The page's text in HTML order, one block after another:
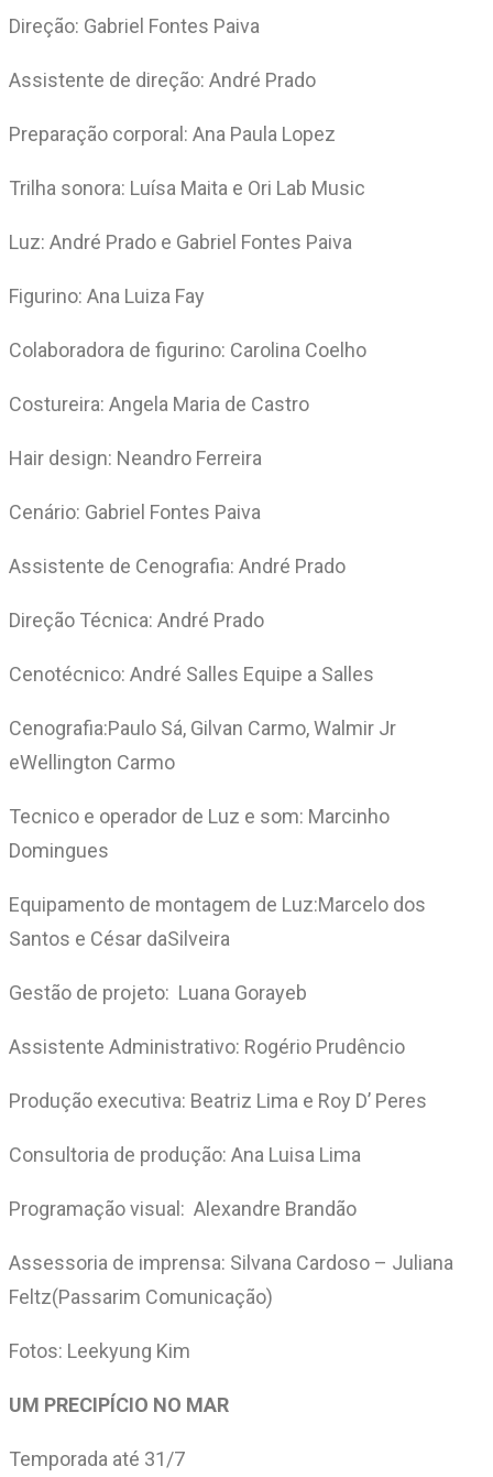
Direção: Gabriel Fontes Paiva
Assistente de direção: André Prado
Preparação corporal: Ana Paula Lopez
Trilha sonora: Luísa Maita e Ori Lab Music
Luz: André Prado e Gabriel Fontes Paiva
Figurino: Ana Luiza Fay
Colaboradora de figurino: Carolina Coelho
Costureira: Angela Maria de Castro
Hair design: Neandro Ferreira
Cenário: Gabriel Fontes Paiva
Assistente de Cenografia: André Prado
Direção Técnica: André Prado
Cenotécnico: André Salles Equipe a Salles
Cenografia:Paulo Sá, Gilvan Carmo, Walmir Jr
eWellington Carmo
Tecnico e operador de Luz e som: Marcinho
Domingues
Equipamento de montagem de Luz:Marcelo dos
Santos e César daSilveira
Gestão de projeto: Luana Gorayeb
Assistente Administrativo: Rogério Prudêncio
Produção executiva: Beatriz Lima e Roy D’ Peres
Consultoria de produção: Ana Luisa Lima
Programação visual: Alexandre Brandão
Assessoria de imprensa: Silvana Cardoso – Juliana
Feltz(Passarim Comunicação)
Fotos: Leekyung Kim
UM PRECIPÍCIO NO MAR
Temporada até 31/7